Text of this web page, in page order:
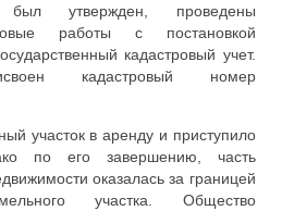
был утвержден, проведены
работы с постановкой
кадастровый учет.
кадастровый номер
участок в аренду и приступило
по его завершению, часть
оказалась за границей
участка. Общество